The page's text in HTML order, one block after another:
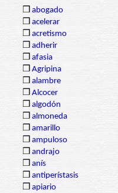
❒ abogado
❒ acelerar
❒ acretismo
❒ adherir
❒ afasia
❒ Agripina
❒ alambre
❒ Alcocer
❒ algodón
❒ almoneda
❒ amarillo
❒ ampuloso
❒ andrajo
❒ anís
❒ antiperístasis
❒ apiario